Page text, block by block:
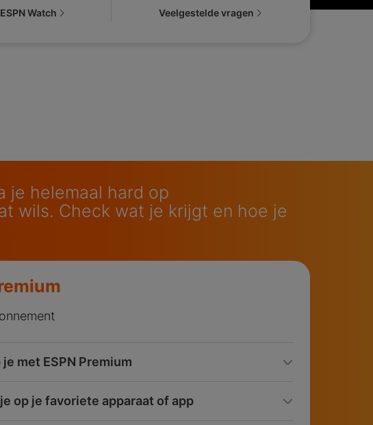
Watch Veelgestelde vragen
je helemaal hard op
wils. Check wat je krijgt en hoe je
met ESPN Premium
op je favoriete apparaat of app